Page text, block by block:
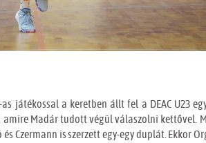
játékossal a keretben állt fel a DEAC U23
Madár tudott végül válaszolni kettővel.
Czermann is szerzett egy-egy duplát. Ekkor